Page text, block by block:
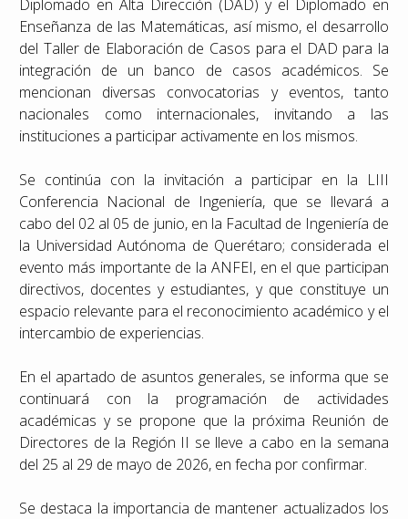
Diplomado en Alta Dirección (DAD) y el Diplomado en
Enseñanza de las Matemáticas, así mismo, el desarrollo
del Taller de Elaboración de Casos para el DAD para la
integración de un banco de casos académicos. Se
mencionan diversas convocatorias y eventos, tanto
nacionales como internacionales, invitando a las
instituciones a participar activamente en los mismos.
Se continúa con la invitación a participar en la LIII
Conferencia Nacional de Ingeniería, que se llevará a
cabo del 02 al 05 de junio, en la Facultad de Ingeniería de
la Universidad Autónoma de Querétaro; considerada el
evento más importante de la ANFEI, en el que participan
directivos, docentes y estudiantes, y que constituye un
espacio relevante para el reconocimiento académico y el
intercambio de experiencias.
En el apartado de asuntos generales, se informa que se
continuará con la programación de actividades
académicas y se propone que la próxima Reunión de
Directores de la Región II se lleve a cabo en la semana
del 25 al 29 de mayo de 2026, en fecha por confirmar.
Se destaca la importancia de mantener actualizados los